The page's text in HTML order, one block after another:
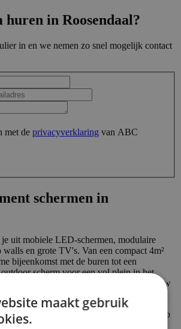
huren in Roosendaal?
in en we nemen zo snel mogelijk contact
met de privacyverklaring van ABC
schermen in
uit mobiele LED-schermen, modulaire
en grote TV's. Van een compact 4m²
bijeenkomst met de buren tot een
scherm voor een vol plein in het
wij hebben altijd het formaat dat bij jouw
om goed te bepalen wat je nodig hebt. Heb
evenement? Is de kijkafstand 10 meter of
maakt gebruik